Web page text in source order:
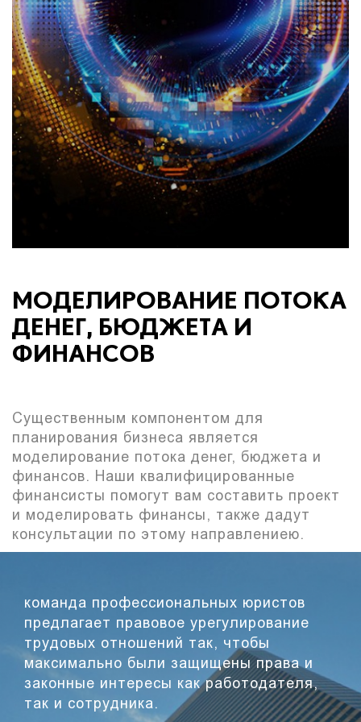
МОДЕЛИРОВАНИЕ ПОТОКА
ДЕНЕГ, БЮДЖЕТА И
ФИНАНСОВ
Существенным компонентом для
планирования бизнеса является
моделирование потока денег, бюджета и
финансов. Наши квалифицированные
финансисты помогут вам составить проект
и моделировать финансы, также дадут
консультации по этому направлениею.
команда профессиональных юристов
предлагает правовое урегулирование
трудовых отношений так, чтобы
максимально были защищены права и
законные интересы как работодателя,
так и сотрудника.